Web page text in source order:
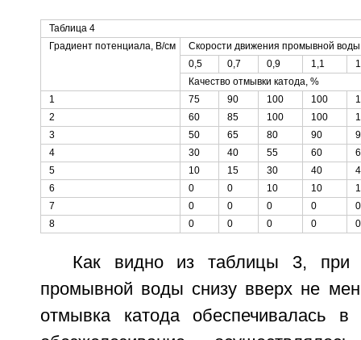
Таблица 4
Градиент потенциала, В/см
Скорости движения промывной
0,5
0,7 0,9 1,1
Качество отмывки катода, %
1
75 90 100 100
2
60 85 100 100
3
50 65 80 90
4
30 40 55 60
5
10 15 30 40
6
0 0 10 10
7
0 0 0 0
0
8
0 0 0 0 0
Как видно из таблицы 3, при
промывной воды снизу вверх не
отмывка катода обеспечивалась в